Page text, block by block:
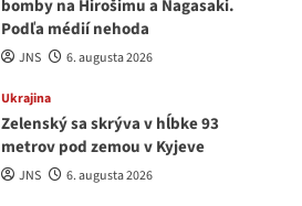
bomby na Hirošimu a Nagasaki.
Podľa médií nehoda
JNS 6. augusta 2026
Ukrajina
Zelenský sa skrýva v hĺbke 93
metrov pod zemou v Kyjeve
JNS 6. augusta 2026